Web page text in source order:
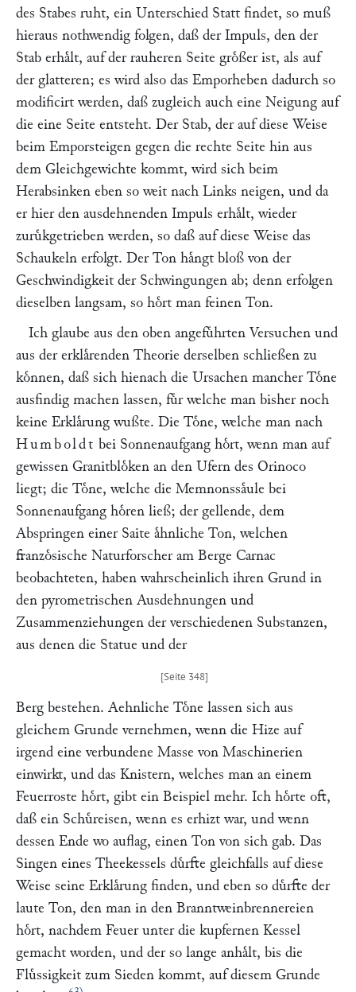
des Stabes ruht, ein Unterschied Statt findet, so muß
hieraus nothwendig folgen, daß der Impuls, den der
Stab erhaͤlt, auf der rauheren Seite groͤßer ist, als auf
der glatteren; es wird also das Emporheben dadurch so
modificirt werden, daß zugleich auch eine Neigung auf
die eine Seite entsteht. Der Stab, der auf diese Weise
beim Emporsteigen gegen die rechte Seite hin aus
dem Gleichgewichte kommt, wird sich beim
Herabsinken eben so weit nach Links neigen, und da
er hier den ausdehnenden Impuls erhaͤlt, wieder
zuruͤkgetrieben werden, so daß auf diese Weise das
Schaukeln erfolgt. Der Ton haͤngt bloß von der
Geschwindigkeit der Schwingungen ab; denn erfolgen
dieselben langsam, so hoͤrt man feinen Ton.
Ich glaube aus den oben angefuͤhrten Versuchen und
aus der erklaͤrenden Theorie derselben schließen zu
koͤnnen, daß sich hienach die Ursachen mancher Toͤne
ausfindig machen lassen, fuͤr welche man bisher noch
keine Erklaͤrung wußte. Die Toͤne, welche man nach
Humboldt bei Sonnenaufgang hoͤrt, wenn man auf
gewissen Granitbloͤken an den Ufern des Orinoco
liegt; die Toͤne, welche die Memnonssaͤule bei
Sonnenaufgang hoͤren ließ; der gellende, dem
Abspringen einer Saite aͤhnliche Ton, welchen
franzoͤsische Naturforscher am Berge Carnac
beobachteten, haben wahrscheinlich ihren Grund in
den pyrometrischen Ausdehnungen und
Zusammenziehungen der verschiedenen Substanzen,
aus denen die Statue und der
Berg bestehen. Aehnliche Toͤne lassen sich aus
gleichem Grunde vernehmen, wenn die Hize auf
irgend eine verbundene Masse von Maschinerien
einwirkt, und das Knistern, welches man an einem
Feuerroste hoͤrt, gibt ein Beispiel mehr. Ich hoͤrte oft,
daß ein Schuͤreisen, wenn es erhizt war, und wenn
dessen Ende wo auflag, einen Ton von sich gab. Das
Singen eines Theekessels duͤrfte gleichfalls auf diese
Weise seine Erklaͤrung finden, und eben so duͤrfte der
laute Ton, den man in den Branntweinbrennereien
hoͤrt, nachdem Feuer unter die kupfernen Kessel
gemacht worden, und der so lange anhaͤlt, bis die
Fluͤssigkeit zum Sieden kommt, auf diesem Grunde